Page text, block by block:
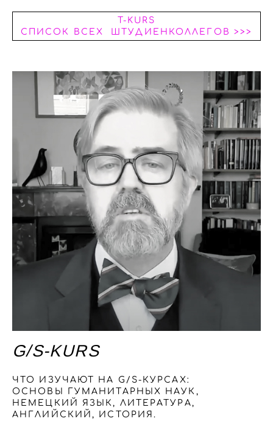
T-KURS
СПИСОК ВСЕХ ШТУДИЕНКОЛЛЕГОВ >>>
G/S-KURS
ЧТО ИЗУЧАЮТ НА G/S-КУРСАХ:
ОСНОВЫ ГУМАНИТАРНЫХ НАУК,
НЕМЕЦКИЙ ЯЗЫК, ЛИТЕРАТУРА,
АНГЛИЙСКИЙ, ИСТОРИЯ.